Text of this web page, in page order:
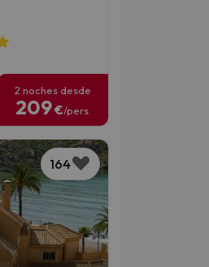
2 noches desde
209€/pers.
164